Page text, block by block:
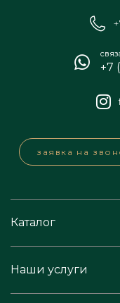
+7
заявка на
Каталог
Наши услуги